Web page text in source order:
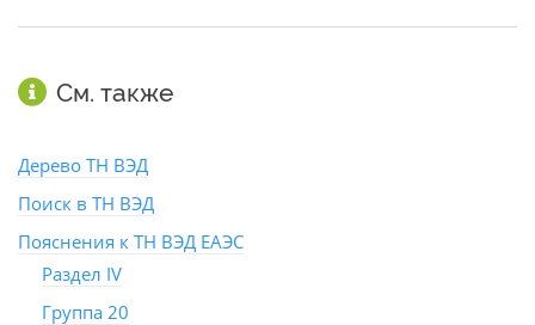
См. также
Дерево ТН ВЭД
Поиск в ТН ВЭД
Пояснения к ТН ВЭД ЕАЭС
Раздел IV
Группа 20